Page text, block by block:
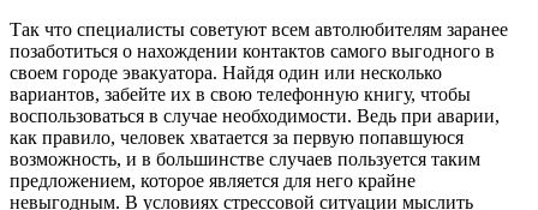
Так что специалисты советуют всем автолюбителям заранее
позаботиться о нахождении контактов самого выгодного в
своем городе эвакуатора. Найдя один или несколько
вариантов, забейте их в свою телефонную книгу, чтобы
воспользоваться в случае необходимости. Ведь при аварии,
как правило, человек хватается за первую попавшуюся
возможность, и в большинстве случаев пользуется таким
предложением, которое является для него крайне
невыгодным. В условиях стрессовой ситуации мыслить